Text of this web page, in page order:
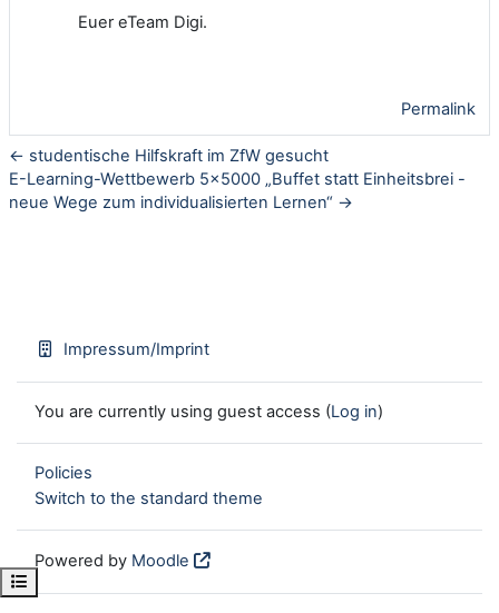
Open course index
Euer eTeam Digi.
Permalink
← studentische Hilfskraft im ZfW gesucht
E-Learning-Wettbewerb 5x5000 „Buffet statt Einheitsbrei -
neue Wege zum individualisierten Lernen“ →
Impressum/Imprint
You are currently using guest access (Log in)
Policies
Switch to the standard theme
Powered by Moodle